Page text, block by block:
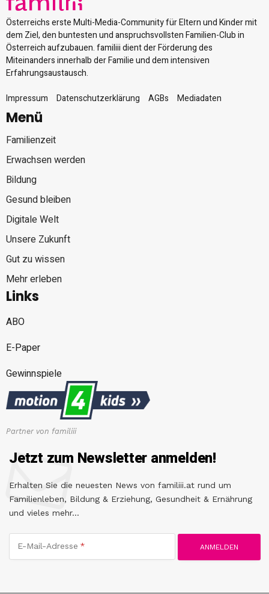
Österreichs erste Multi-Media-Community für Eltern und Kinder mit
dem Ziel, den buntesten und anspruchsvollsten Familien-Club in
Österreich aufzubauen. familiii dient der Förderung des
Miteinanders innerhalb der Familie und dem intensiven
Erfahrungsaustausch.
Impressum
Datenschutzerklärung AGBs Mediadaten
Menü
Familienzeit
Erwachsen werden
Bildung
Gesund bleiben
Digitale Welt
Unsere Zukunft
Gut zu wissen
Mehr erleben
Links
ABO
E-Paper
Gewinnspiele
Partner von familiii
Jetzt zum Newsletter anmelden!
Erhalten Sie die neuesten News von familiii.at rund um
Familienleben, Bildung & Erziehung, Gesundheit & Ernährung
und vieles mehr...
E-Mail-Adresse